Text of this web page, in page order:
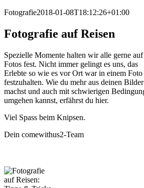
Fotografie2018-01-08T18:12:26+01:00
Fotografie auf Reisen
Spezielle Momente halten wir alle gerne auf
Fotos fest. Nicht immer gelingt es uns, das
Erlebte so wie es vor Ort war in einem Foto
festzuhalten. Wie du mehr aus deinen
machst und auch mit schwierigen
umgehen kannst, erfährst du hier.
Viel Spass beim Knipsen.
Dein comewithus2-Team